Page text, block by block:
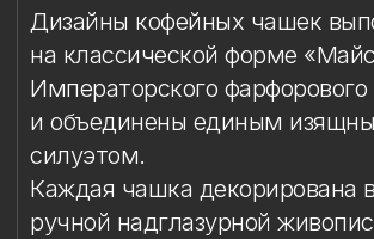
Все дизайны разработаны Ладой
Быстрицкой, главным художником
фарфоровой мануфактуры.
Роспись выполняется вручную
и проходит 4 цикла обжига для
прочности и долговечности декора.
Материал: костяной фарфор, глянцевое
золото
Техника: ручная надглазурная роспись